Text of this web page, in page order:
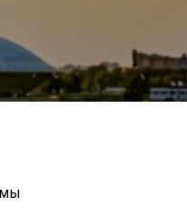
мы